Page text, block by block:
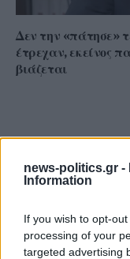
news-politics.gr -
Information
If you wish to opt-
processing of your
targeted advertising
Δεν την «πάτησε»
έτρεχαν, εκείνος
βιάζεται